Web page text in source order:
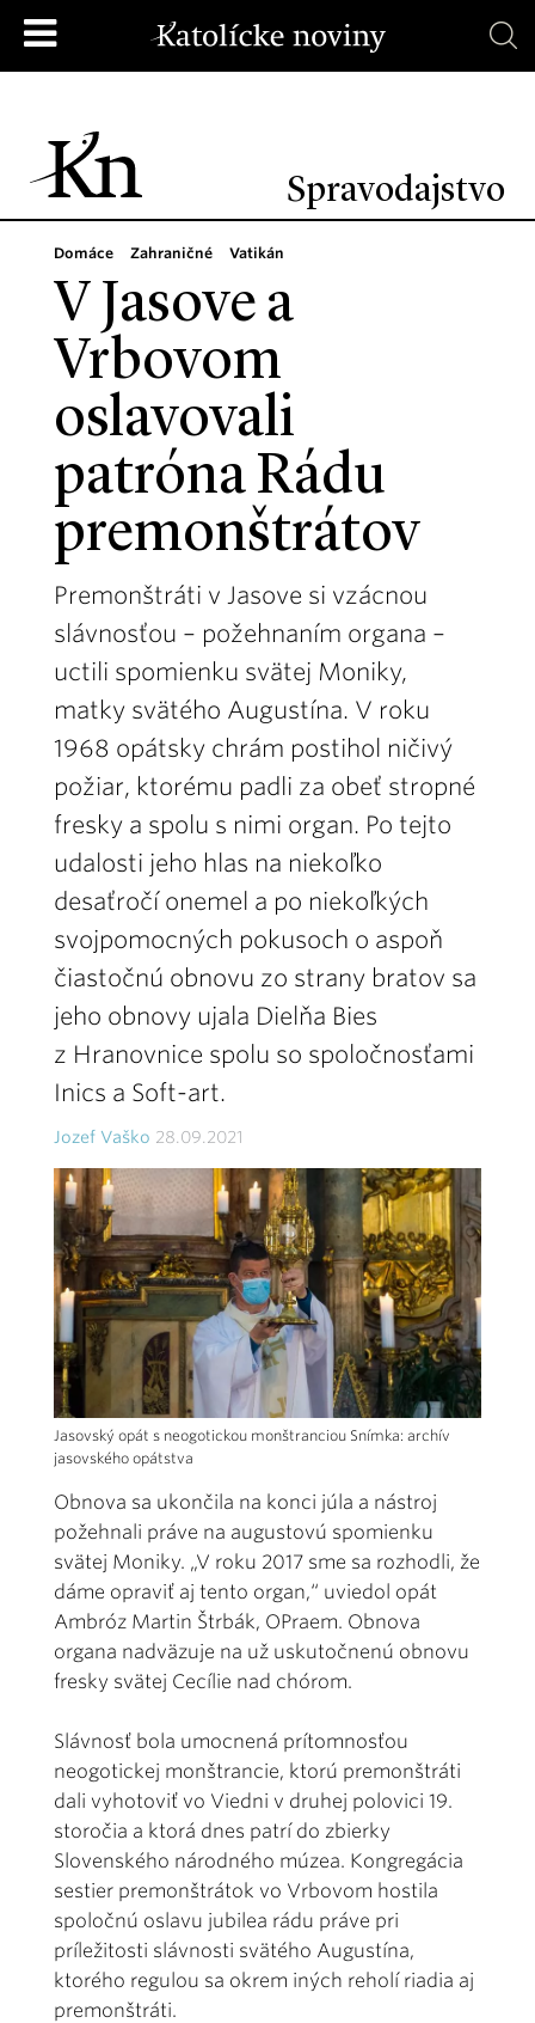
Spravodajstvo
Domáce Zahraničné Vatikán
V Jasove a
Vrbovom
oslavovali
patróna Rádu
premonštrátov
Premonštráti v Jasove si vzácnou
slávnosťou – požehnaním organa –
uctili spomienku svätej Moniky,
matky svätého Augustína. V roku
1968 opátsky chrám postihol ničivý
požiar, ktorému padli za obeť stropné
fresky a spolu s nimi organ. Po tejto
udalosti jeho hlas na niekoľko
desaťročí onemel a po niekoľkých
svojpomocných pokusoch o aspoň
čiastočnú obnovu zo strany bratov sa
jeho obnovy ujala Dielňa Bies
z Hranovnice spolu so spoločnosťami
Inics a Soft-art.
Jozef Vaško 28.09.2021
Jasovský opát s neogotickou monštranciou Snímka: archív
jasovského opátstva
Obnova sa ukončila na konci júla a nástroj
požehnali práve na augustovú spomienku
svätej Moniky. „V roku 2017 sme sa rozhodli, že
dáme opraviť aj tento organ,“ uviedol opát
Ambróz Martin Štrbák, OPraem. Obnova
organa nadväzuje na už uskutočnenú obnovu
fresky svätej Cecílie nad chórom.
Slávnosť bola umocnená prítomnosťou
neogotickej monštrancie, ktorú premonštráti
dali vyhotoviť vo Viedni v druhej polovici 19.
storočia a ktorá dnes patrí do zbierky
Slovenského národného múzea. Kongregácia
sestier premonštrátok vo Vrbovom hostila
spoločnú oslavu jubilea rádu práve pri
príležitosti slávnosti svätého Augustína,
ktorého regulou sa okrem iných reholí riadia aj
premonštráti.